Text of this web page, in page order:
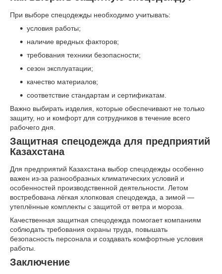
При выборе спецодежды необходимо учитывать:
условия работы;
наличие вредных факторов;
требования техники безопасности;
сезон эксплуатации;
качество материалов;
соответствие стандартам и сертификатам.
Важно выбирать изделия, которые обеспечивают не только
защиту, но и комфорт для сотрудников в течение всего
рабочего дня.
Защитная спецодежда для предприятий
Казахстана
Для предприятий Казахстана выбор спецодежды особенно
важен из-за разнообразных климатических условий и
особенностей производственной деятельности. Летом
востребована лёгкая хлопковая спецодежда, а зимой —
утеплённые комплекты с защитой от ветра и мороза.
Качественная защитная спецодежда помогает компаниям
соблюдать требования охраны труда, повышать
безопасность персонала и создавать комфортные условия
работы.
Заключение